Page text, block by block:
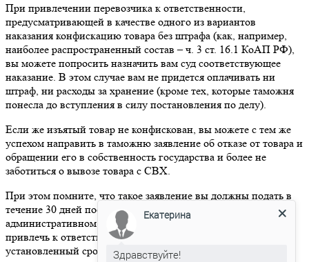
При привлечении перевозчика к ответственности,
предусматривающей в качестве одного из вариантов
наказания конфискацию товара без штрафа (как, например,
наиболее распространенный состав – ч. 3 ст. 16.1 КоАП РФ),
вы можете попросить назначить вам суд соответствующее
наказание. В этом случае вам не придется оплачивать ни
штраф, ни расходы за хранение (кроме тех, которые таможня
понесла до вступления в силу постановления по делу).
Если же изъятый товар не конфискован, вы можете с тем же
успехом направить в таможню заявление об отказе от товара и
обращении его в собственность государства и более не
заботиться о вывозе товара с СВХ.
При этом помните, что такое заявление вы должны подать в
течение 30 дней после вступления в силу постановления об
административном правонарушении, иначе вас могут снова
привлечь к ответственности за не оформление товара в
установленный срок.
Екатерина
Здравствуйте!